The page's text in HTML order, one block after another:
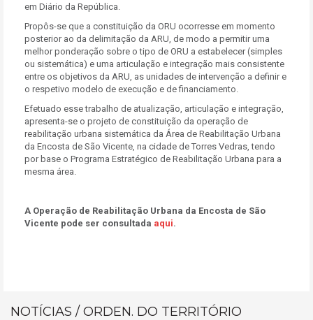
em Diário da República.
Propôs-se que a constituição da ORU ocorresse em momento
posterior ao da delimitação da ARU, de modo a permitir uma
melhor ponderação sobre o tipo de ORU a estabelecer (simples
ou sistemática) e uma articulação e integração mais consistente
entre os objetivos da ARU, as unidades de intervenção a definir e
o respetivo modelo de execução e de financiamento.
Efetuado esse trabalho de atualização, articulação e integração,
apresenta-se o projeto de constituição da operação de
reabilitação urbana sistemática da Área de Reabilitação Urbana
da Encosta de São Vicente, na cidade de Torres Vedras, tendo
por base o Programa Estratégico de Reabilitação Urbana para a
mesma área.
A Operação de Reabilitação Urbana da Encosta de São
Vicente pode ser consultada aqui.
NOTÍCIAS / ORDEN. DO TERRITÓRIO